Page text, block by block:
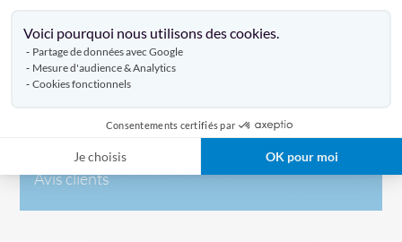
Voici pourquoi nous utilisons des cookies.
Partage de données avec Google
Mesure d'audience & Analytics
Cookies fonctionnels
Consentements certifiés par
Je choisis OK pour moi
Caractéristiques
Avis clients